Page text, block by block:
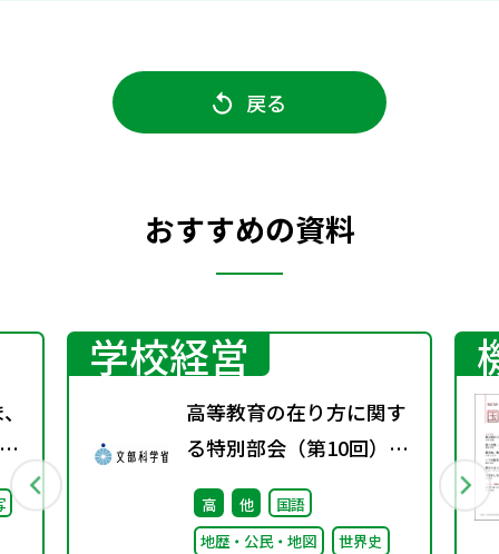
戻る
おすすめの資料
学校経営
高等教育の在り方に関す
る特別部会（第10回）配
付資料
高 他
国語
地歴・公民・地図
世界史